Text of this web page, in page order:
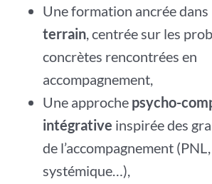
Une formation ancrée dans
terrain, centrée sur les
concrètes rencontrées en
accompagnement,
Une approche psycho-
intégrative inspirée des
de l’accompagnement
systémique…),